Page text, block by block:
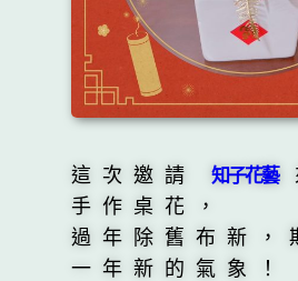
這次邀請 知子花藝
手作桌花，
過年除舊布新，
一年新的氣象！